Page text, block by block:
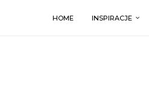
HOME INSPIRACJE